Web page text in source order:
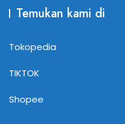
Temukan kami di
Tokopedia
TIKTOK
Shopee